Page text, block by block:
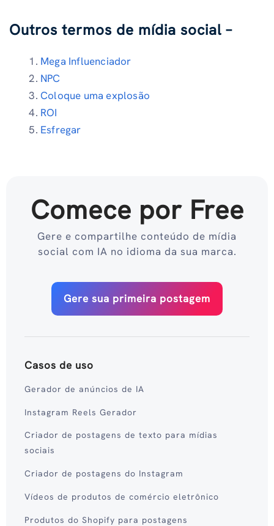
Outros termos de mídia social –
Mega Influenciador
NPC
Coloque uma explosão
ROI
Esfregar
Comece por Free
Gere e compartilhe conteúdo de mídia
social com IA no idioma da sua marca.
Gere sua primeira postagem
Casos de uso
Gerador de anúncios de IA
Instagram Reels Gerador
Criador de postagens de texto para mídias
sociais
Criador de postagens do Instagram
Vídeos de produtos de comércio eletrônico
Produtos do Shopify para postagens